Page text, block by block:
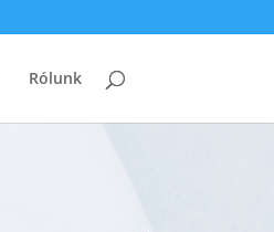
Rólunk